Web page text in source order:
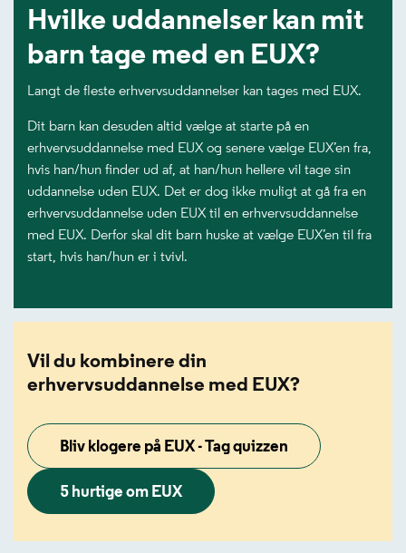
Hvilke uddannelser kan mit
barn tage med en EUX?
Langt de fleste erhvervsuddannelser kan tages med EUX.
Dit barn kan desuden altid vælge at starte på en
erhvervsuddannelse med EUX og senere vælge EUX’en fra,
hvis han/hun finder ud af, at han/hun hellere vil tage sin
uddannelse uden EUX. Det er dog ikke muligt at gå fra en
erhvervsuddannelse uden EUX til en erhvervsuddannelse
med EUX. Derfor skal dit barn huske at vælge EUX’en til fra
start, hvis han/hun er i tvivl.
Vil du kombinere din
erhvervsuddannelse med EUX?
Bliv klogere på EUX - Tag quizzen
5 hurtige om EUX